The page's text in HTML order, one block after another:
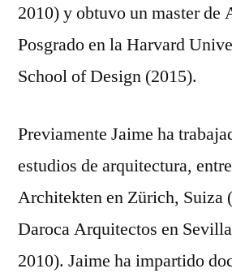
2010) y obtuvo un master de
Posgrado en la Harvard
School of Design (2015).
Previamente Jaime ha
estudios de arquitectura,
Architekten en Zürich, Suiza
Daroca Arquitectos en
2010). Jaime ha impartido